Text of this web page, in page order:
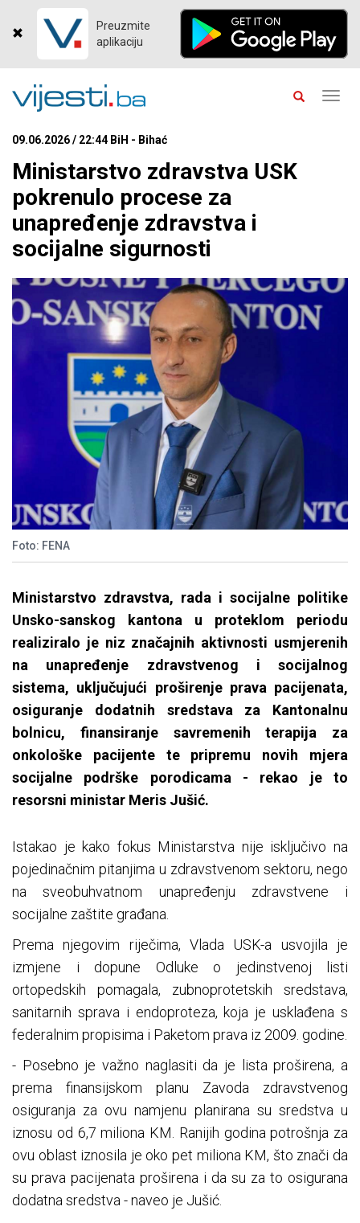
Preuzmite
aplikaciju
09.06.2026 / 22:44 BiH - Bihać
Ministarstvo zdravstva USK
pokrenulo procese za
unapređenje zdravstva i
socijalne sigurnosti
Foto: FENA
Ministarstvo zdravstva, rada i socijalne politike
Unsko-sanskog kantona u proteklom periodu
realiziralo je niz značajnih aktivnosti usmjerenih
na unapređenje zdravstvenog i socijalnog
sistema, uključujući proširenje prava pacijenata,
osiguranje dodatnih sredstava za Kantonalnu
bolnicu, finansiranje savremenih terapija za
onkološke pacijente te pripremu novih mjera
socijalne podrške porodicama - rekao je to
resorsni ministar Meris Jušić.
Istakao je kako fokus Ministarstva nije isključivo na
pojedinačnim pitanjima u zdravstvenom sektoru, nego
na sveobuhvatnom unapređenju zdravstvene i
socijalne zaštite građana.
Prema njegovim riječima, Vlada USK-a usvojila je
izmjene i dopune Odluke o jedinstvenoj listi
ortopedskih pomagala, zubnoprotetskih sredstava,
sanitarnih sprava i endoproteza, koja je usklađena s
federalnim propisima i Paketom prava iz 2009. godine.
- Posebno je važno naglasiti da je lista proširena, a
prema finansijskom planu Zavoda zdravstvenog
osiguranja za ovu namjenu planirana su sredstva u
iznosu od 6,7 miliona KM. Ranijih godina potrošnja za
ovu oblast iznosila je oko pet miliona KM, što znači da
su prava pacijenata proširena i da su za to osigurana
dodatna sredstva - naveo je Jušić.